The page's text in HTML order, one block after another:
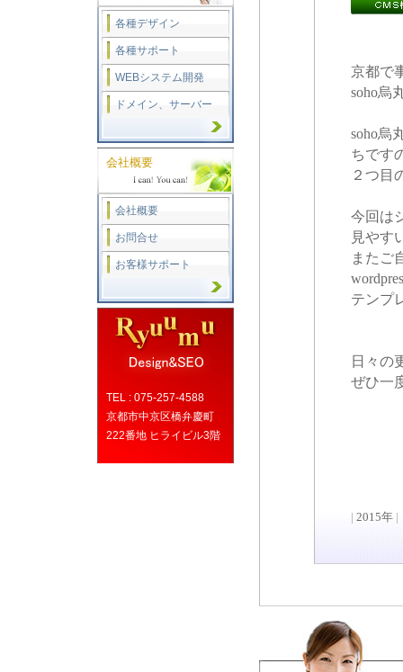
京都で
soho烏
soho烏
ちです
２つ目
今回は
見やす
またご
テンプ
日々の
ぜひ一
| 2015年 |
各種デザイン
各種サポート
WEBシステム開発
ドメイン、サーバー
会社概要
会社概要
お問合せ
お客様サポート
TEL : 075-257-4588
京都市中京区橋弁慶町
222番地 ヒライビル3階